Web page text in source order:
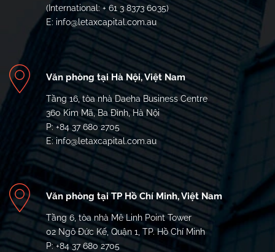
(International: + 61 3 8373 6035)
E: info@letaxcapital.com.au
Văn phòng tại Hà Nội, Việt Nam
Tầng 16, tòa nhà Daeha Business Centre
360 Kim Mã, Ba Đình, Hà Nội
P: +84 37 680 2705
E: info@letaxcapital.com.au
Văn phòng tại TP Hồ Chí Minh, Việt Nam
Tầng 6, tòa nhà Mê Linh Point Tower
02 Ngô Đức Kế, Quận 1, TP. Hồ Chí Minh
P: +84 37 680 2705